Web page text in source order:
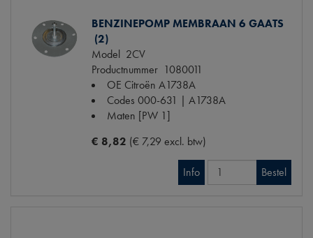
BENZINEPOMP MEMBRAAN 6 GAATS
(2)
Model 2CV
Productnummer 1080011
OE Citroën A1738A
Codes 000-631 | A1738A
Maten [PW 1]
€ 8,82 (€ 7,29 excl. btw)
Info Bestel